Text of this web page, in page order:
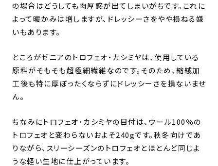
の場合はどうしても肉厚感が出てしまいがちです。これに
よって暖かみは増しますが、ドレッシーさをやや損ねる嫌
いもあります。
ところがゼニアのトロフェオ・カシミヤは、使用している
原料がそもそも超極細繊維なのです。そのため、縮絨加
工後も特に厚ぼったくならずにドレッシーさを損ないませ
ん。
ちなみにトロフェオ・カシミヤの目付は、ウール100％の
トロフェオと変わらないおよそ240gです。秋冬向けであ
りながら、スリーシーズンのトロフェオとほとんど同じよ
うな軽い生地に仕上がっています。